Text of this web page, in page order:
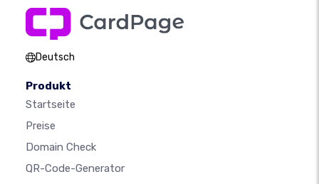
Deutsch
Produkt
Startseite
Preise
Domain Check
QR-Code-Generator